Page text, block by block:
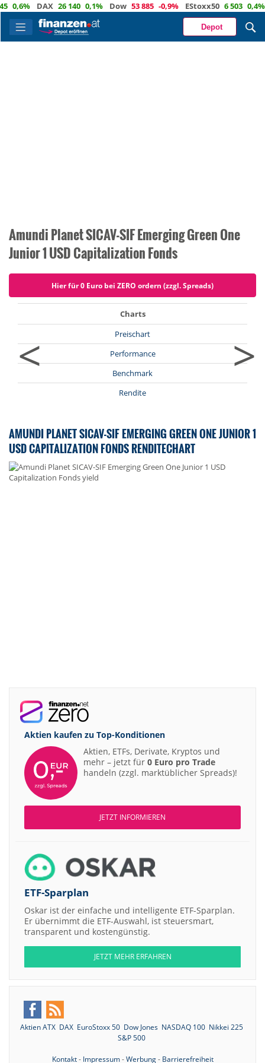
0,6% DAX 26 140 0,1% Dow 53 885 -0,9% EStoxx50 6 503 0,4%
Depot
Amundi Planet SICAV-SIF Emerging Green One
Junior 1 USD Capitalization Fonds
Hier für 0 Euro bei ZERO ordern (zzgl. Spreads)
<
Charts
Preischart
Performance
Benchmark
Rendite
>
AMUNDI PLANET SICAV-SIF EMERGING GREEN ONE JUNIOR 1
USD CAPITALIZATION FONDS RENDITECHART
Aktien kaufen zu Top-Konditionen
Aktien, ETFs, Derivate, Kryptos und
mehr – jetzt für 0 Euro pro Trade
handeln (zzgl. marktüblicher Spreads)!
JETZT INFORMIEREN
ETF-Sparplan
Oskar ist der einfache und intelligente ETF-Sparplan.
Er übernimmt die ETF-Auswahl, ist steuersmart,
transparent und kostengünstig.
JETZT MEHR ERFAHREN
Aktien ATX DAX EuroStoxx 50 Dow Jones NASDAQ 100 Nikkei 225
S&P 500
Kontakt- Impressum-Werbung- Barrierefreiheit